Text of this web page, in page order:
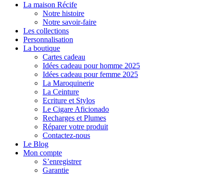
La maison Récife
Notre histoire
Notre savoir-faire
Les collections
Personnalisation
La boutique
Cartes cadeau
Idées cadeau pour homme 2025
Idées cadeau pour femme 2025
La Maroquinerie
La Ceinture
Ecriture et Stylos
Le Cigare Aficionado
Recharges et Plumes
Réparer votre produit
Contactez-nous
Le Blog
Mon compte
S’enregistrer
Garantie